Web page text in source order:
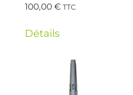
100,00€ TTC
Détails